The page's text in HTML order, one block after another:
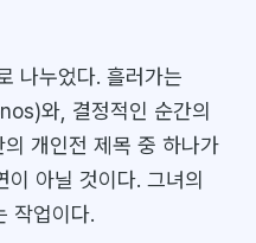
나누었다. 흘러가는
와, 결정적인 순간의
개인전 제목 중 하나가
이 아닐 것이다. 그녀의
작업이다.